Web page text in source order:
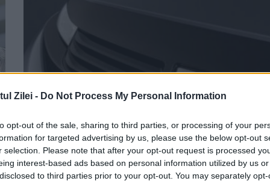
Zilei - Do Not Process My Personal Information
opt-out of the sale, sharing to third parties, or processing of your
for targeted advertising by us, please use the below opt-out
selection. Please note that after your opt-out request is processed
interest-based ads based on personal information utilized by us
to third parties prior to your opt-out. You may separately
Află care sunt cele mai de succes
branduri românesti